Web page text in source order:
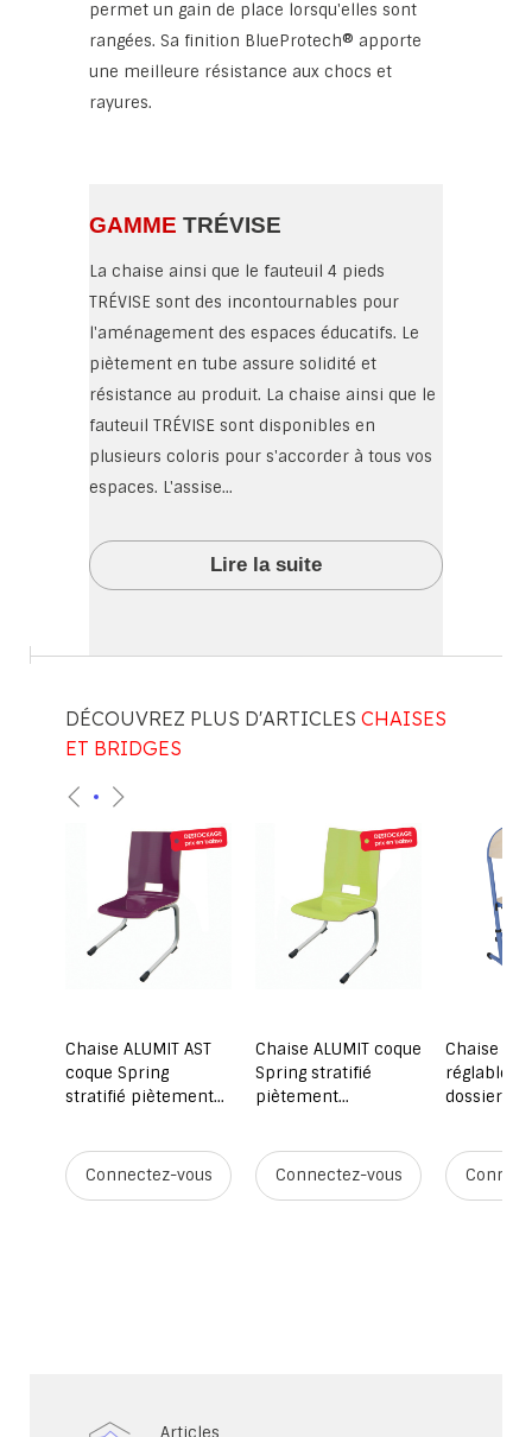
permet un gain de place lorsqu'elles sont
rangées. Sa finition BlueProtech® apporte
une meilleure résistance aux chocs et
rayures.
GAMME TRÉVISE
La chaise ainsi que le fauteuil 4 pieds
TRÉVISE sont des incontournables pour
l'aménagement des espaces éducatifs. Le
piètement en tube assure solidité et
résistance au produit. La chaise ainsi que le
fauteuil TRÉVISE sont disponibles en
plusieurs coloris pour s'accorder à tous vos
espaces. L'assise...
Lire la suite
DÉCOUVREZ PLUS D'ARTICLES CHAISES
ET BRIDGES
Chaise ALUMIT AST
coque Spring
stratifié piètement
9006Connectez-vous
Chaise ALUMIT coque
Spring stratifié
piètement
alu RAL 9006
Connectez-vous
Chaise
réglable
dossier
T3 à T6 -
Articles